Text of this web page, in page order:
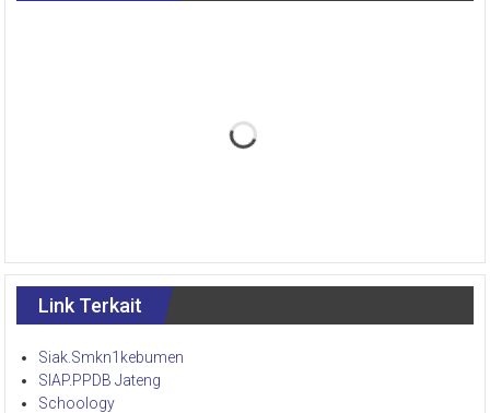
Link Terkait
Siak.Smkn1kebumen
SIAP.PPDB Jateng
Schoology